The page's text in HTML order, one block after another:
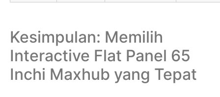
Kesimpulan: Memilih
Interactive Flat Panel 65
Inchi Maxhub yang Tepat